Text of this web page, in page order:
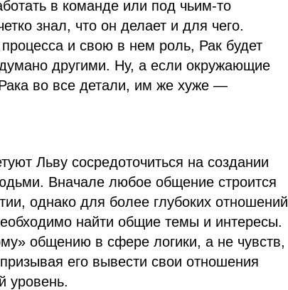
в команде или под чьим-то
знал, что он делает и для чего.
и свою в нем роль, Рак будет
другими. Ну, а если окружающие
во все детали, им же хуже —
Льву сосредоточиться на создании
Вначале любое общение строится
однако для более глубоких отношений
найти общие темы и интересы.
общению в сфере логики, а не чувств,
его вывести свои отношения
уровень.